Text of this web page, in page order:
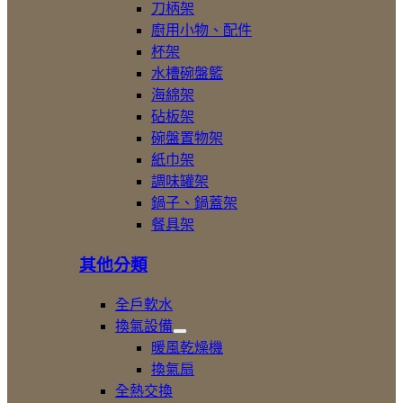
廚
五
刀柄架
廚用小物、配件
杯架
水槽碗盤籃
海綿架
砧板架
碗盤置物架
紙巾架
調味罐架
鍋子、鍋蓋架
餐具架
其他分類
全戶軟水
換氣設備
展
開
換
暖風乾燥機
換氣扇
全熱交換